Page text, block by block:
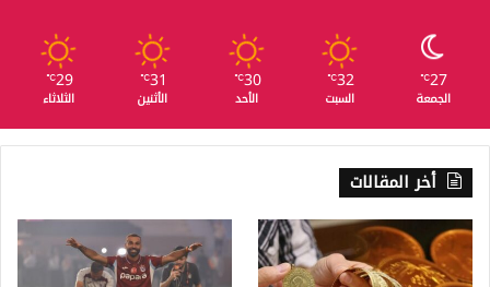
27
℃
الجمعة
32
℃
السبت
30
℃
الأحد
31
℃
الأثنين
29
℃
الثلاثاء
أخر المقالات